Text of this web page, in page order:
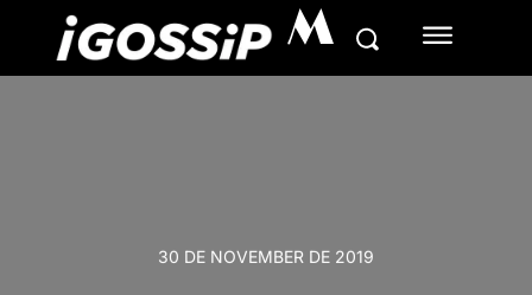
M
30 DE NOVEMBER DE 2019